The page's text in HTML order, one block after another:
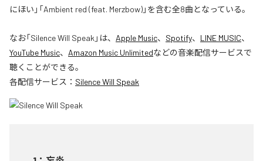
にほい」「Ambient red (feat. Merzbow)」を含む全8曲となっている。
なお「Silence Will Speak 」は、 Apple Music、 Spotify、 LINE MUSIC、
YouTube Music、 Amazon Music Unlimitedなどの音楽配信サービスで
聴くことができる。
各配信サービス： Silence Will Speak